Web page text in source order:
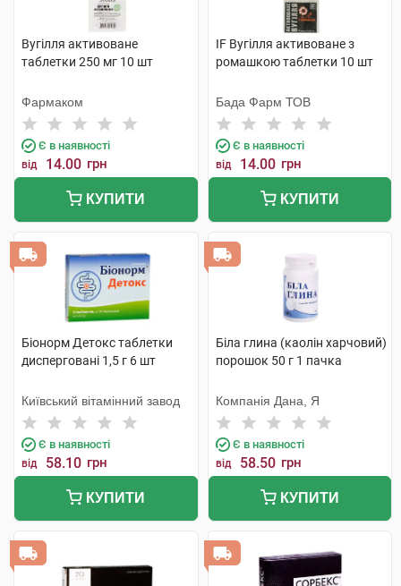
Вугілля активоване
таблетки 250 мг 10 шт
Фармаком
Є в наявності
від 14.00 грн
КУПИТИ
IF Вугілля активоване з
ромашкою таблетки 10 шт
Бада Фарм ТОВ
Є в наявності
від 14.00 грн
КУПИТИ
Біонорм Детокс таблетки
дисперговані 1,5 г 6 шт
Київський вітамінний завод
Є в наявності
від 58.10 грн
КУПИТИ
Біла глина (каолін харчовий)
порошок 50 г 1 пачка
Компанія Дана, Я
Є в наявності
від 58.50 грн
КУПИТИ